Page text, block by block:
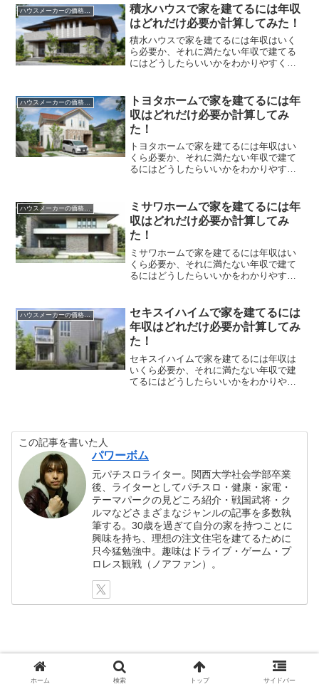
積水ハウスで家を建てるには年収
はどれだけ必要か計算してみた！
積水ハウスで家を建てるには年収はいく
ら必要か、それに満たない年収で建てる
にはどうしたらいいかをわかりやすく解
トヨタホームで家を建てるには年
収はどれだけ必要か計算してみ
た！
トヨタホームで家を建てるには年収はい
くら必要か、それに満たない年収で建て
るにはどうしたらいいかをわかりやすく
ハウスメーカーの価格総額
ミサワホームで家を建てるには年
収はどれだけ必要か計算してみ
た！
ミサワホームで家を建てるには年収はい
くら必要か、それに満たない年収で建て
るにはどうしたらいいかをわかりやすく
セキスイハイムで家を建てるには
年収はどれだけ必要か計算してみ
た！
セキスイハイムで家を建てるには年収は
いくら必要か、それに満たない年収で建
てるにはどうしたらいいかをわかりやす
この記事を書いた人
パワーボム
元パチスロライター。関西大学社会学部卒業
後、ライターとしてパチスロ・健康・家電・
テーマパークの見どころ紹介・戦国武将・ク
ルマなどさまざまなジャンルの記事を多数執
筆する。30歳を過ぎて自分の家を持つことに
興味を持ち、理想の注文住宅を建てるために
只今猛勉強中。趣味はドライブ・ゲーム・プ
ロレス観戦（ノアファン）。
積水ハウスの標準仕様/標準装備をどこ
ホーム 検索 トップ サイドバー